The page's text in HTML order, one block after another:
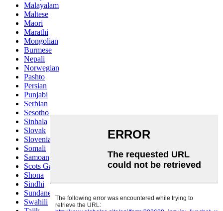
Malayalam
Maltese
Maori
Marathi
Mongolian
Burmese
Nepali
Norwegian
Pashto
Persian
Punjabi
Serbian
Sesotho
Sinhala
Slovak
Slovenian
Somali
Samoan
Scots Gaelic
Shona
Sindhi
Sundanese
Swahili